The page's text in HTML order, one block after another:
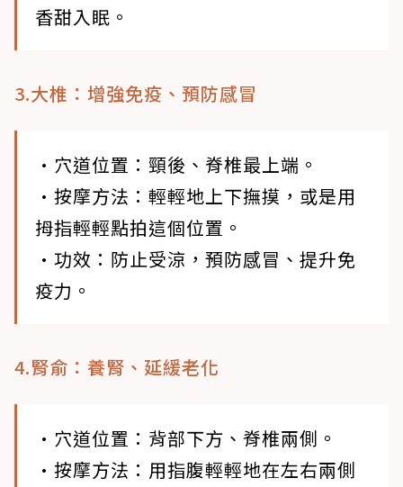
香甜入眠。
3.大椎：增強免疫、預防感冒
•穴道位置 ：頸後、脊椎最上端。
•按摩方法 ：輕輕地上下撫摸，或是用
拇指輕輕點拍這個位置。
•功效 ：防止受涼，預防感冒、提升免
疫力。
4.腎俞：養腎、延緩老化
•穴道位置 ：背部下方、脊椎兩側。
•按摩方法 ：用指腹輕輕地在左右兩側